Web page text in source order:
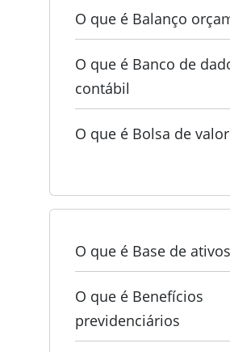
O que é Balanço
O que é Banco de
contábil
O que é Bolsa de
O que é Base de ativos
O que é Benefícios
previdenciários